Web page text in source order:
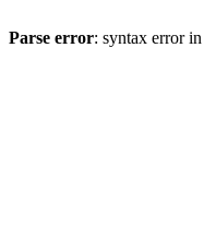
Parse error: syntax error in